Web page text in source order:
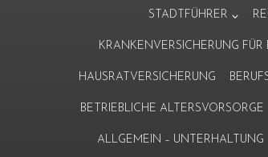
STADTFÜHRER
KRANKENVERSICHERUNG FÜR
HAUSRATVERSICHERUNG
BETRIEBLICHE ALTERSVORSORGE
ALLGEMEIN – UNTERHALTUNG